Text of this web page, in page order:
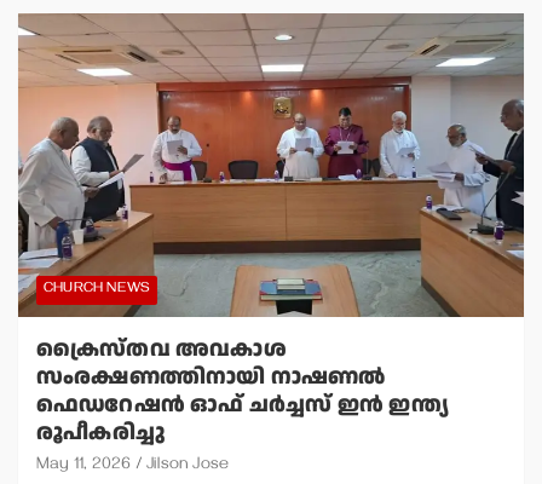
CHURCH NEWS
ക്രൈസ്തവ അവകാശ
സംരക്ഷണത്തിനായി നാഷണല്‍
ഫെഡറേഷന്‍ ഓഫ് ചര്‍ച്ചസ് ഇന്‍ ഇന്ത്യ
രൂപീകരിച്ചു
May 11, 2026 Jilson Jose